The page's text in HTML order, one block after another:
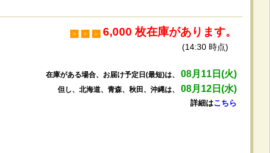
6,000 枚在庫があります。
(14:30 時点)
在庫がある場合、お届け予定日(最短)は、08月11日(火)
但し、北海道、青森、秋田、沖縄は、08月12日(水)
詳細はこちら